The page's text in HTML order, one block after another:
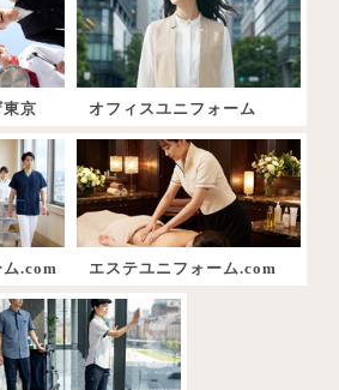
京 オフィスユニフォーム
ム.com エステユニフォーム.com